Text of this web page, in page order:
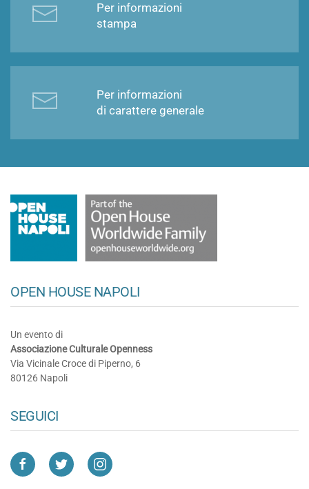
Per informazioni
stampa
Per informazioni
di carattere generale
OPEN HOUSE NAPOLI
Un evento di
Associazione Culturale Openness
Via Vicinale Croce di Piperno, 6
80126 Napoli
SEGUICI